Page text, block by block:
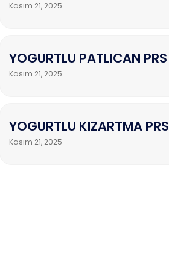
Kasım 21, 2025
YOGURTLU PATLICAN PRS
Kasım 21, 2025
YOGURTLU KIZARTMA PRS
Kasım 21, 2025